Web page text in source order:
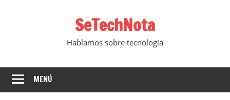
SeTechNota
Hablamos sobre tecnología
MENÚ